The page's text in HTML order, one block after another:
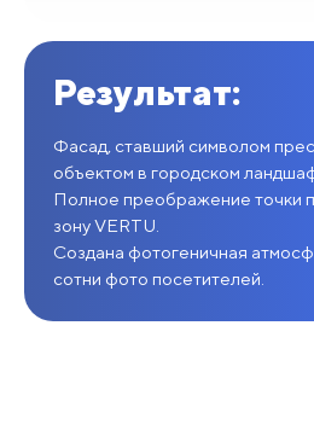
Результат:
Фасад, ставший символом
объектом в городском
Полное преображение точки
зону VERTU.
Создана фотогеничная
сотни фото посетителей.